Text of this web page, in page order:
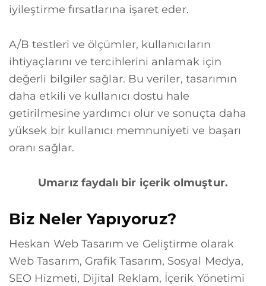
iyileştirme fırsatlarına işaret eder.
A/B testleri ve ölçümler, kullanıcıların
ihtiyaçlarını ve tercihlerini anlamak için
değerli bilgiler sağlar. Bu veriler, tasarımın
daha etkili ve kullanıcı dostu hale
getirilmesine yardımcı olur ve sonuçta daha
yüksek bir kullanıcı memnuniyeti ve başarı
oranı sağlar.
Umarız faydalı bir içerik olmuştur.
Biz Neler Yapıyoruz?
Heskan Web Tasarım ve Geliştirme olarak
Web Tasarım, Grafik Tasarım, Sosyal Medya,
SEO Hizmeti, Dijital Reklam, İçerik Yönetimi